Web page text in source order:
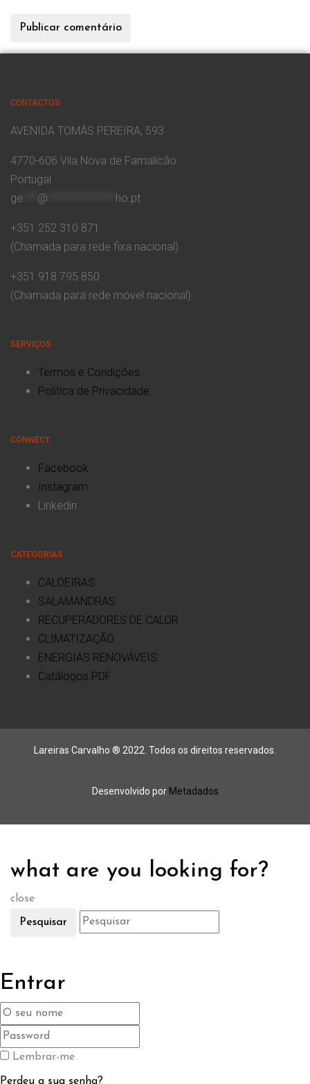
CONTACTOS
AVENIDA TOMÁS PEREIRA, 593
4770-606 Vila Nova de Famalicão
Portugal
ge
@ ho.pt
+351 252 310 871
(Chamada para rede fixa nacional)
+351 918 795 850
(Chamada para rede móvel nacional)
SERVIÇOS
Termos e Condições
Politica de Privacidade
CONNECT
Facebook
Instagram
Linkedin
CATEGORIAS
CALDEIRAS
SALAMANDRAS
RECUPERADORES DE CALOR
CLIMATIZAÇÃO
ENERGIAS RENOVÁVEIS
Catálogos PDF
Lareiras Carvalho ® 2022. Todos os direitos reservados.
Desenvolvido por Metadados
what are you looking for?
close
Pesquisar
Entrar
Lembrar-me
Perdeu a sua senha?